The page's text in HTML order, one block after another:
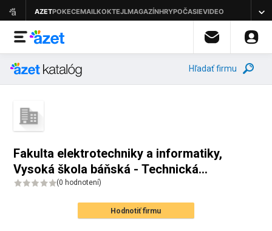
Hľadať firmu
Fakulta elektrotechniky a informatiky,
Vysoká škola báňská - Technická
univerzita Ostrava
(0 hodnotení)
Hodnotiť firmu